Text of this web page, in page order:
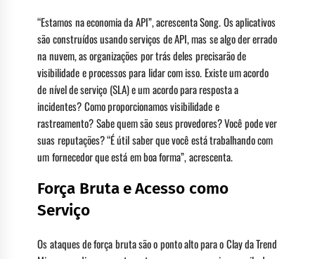
“Estamos na economia da API”, acrescenta Song. Os aplicativos
são construídos usando serviços de API, mas se algo der errado
na nuvem, as organizações por trás deles precisarão de
visibilidade e processos para lidar com isso. Existe um acordo
de nível de serviço (SLA) e um acordo para resposta a
incidentes? Como proporcionamos visibilidade e
rastreamento? Sabe quem são seus provedores? Você pode ver
suas reputações? “É útil saber que você está trabalhando com
um fornecedor que está em boa forma”, acrescenta.
Força Bruta e Acesso como
Serviço
Os ataques de força bruta são o ponto alto para o Clay da Trend